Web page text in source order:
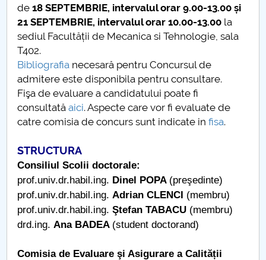
de18 SEPTEMBRIE, intervalul orar 9.00-13.00 și
21 SEPTEMBRIE, intervalul orar 10.00-13.00 la
sediul Facultății de Mecanica si Tehnologie, sala
T402.
Bibliografia necesară pentru Concursul de
admitere este disponibila pentru consultare.
Fişa de evaluare a candidatului poate fi
consultatăaici. Aspecte care vor fi evaluate de
catre comisia de concurs sunt indicate infisa.
STRUCTURA
Consiliul Scolii doctorale:
prof.univ.dr.habil.ing. Dinel POPA (preşedinte)
prof.univ.dr.habil.ing.Adrian CLENCI (membru)
prof.univ.dr.habil.ing.Ştefan TABACU (membru)
drd.ing.Ana BADEA (student doctorand)
Comisia de Evaluare şi Asigurare a Calității